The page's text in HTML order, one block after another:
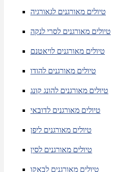
טיולים מאורגנים לגאורגיה
טיולים מאורגנים לסרי לנקה
טיולים מאורגנים לויאטנם
טיולים מאורגנים להודו
טיולים מאורגנים להונג קונג
טיולים מאורגנים לדובאי
טיולים מאורגנים ליפן
טיולים מאורגנים לסין
טיולים מאורגנים לבאקו